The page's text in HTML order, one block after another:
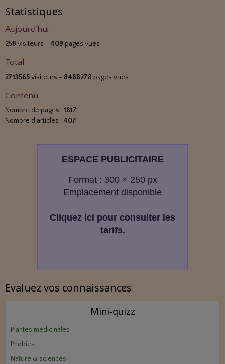
Statistiques
Aujourd'hui
258 visiteurs - 409 pages vues
Total
2713565visiteurs - 8488278 pages vues
Contenu
Nombre de pages : 1817
Nombre d'articles : 407
ESPACE PUBLICITAIRE
Format : 300 × 250 px
Emplacement disponible
Cliquez ici pour consulter les
tarifs.
Evaluez vos connaissances
Mini‑quizz
Plantes médicinales
Phobies
Nature & sciences